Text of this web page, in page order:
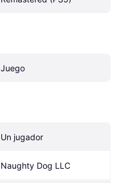
Juego
Un jugador
Naughty Dog LLC